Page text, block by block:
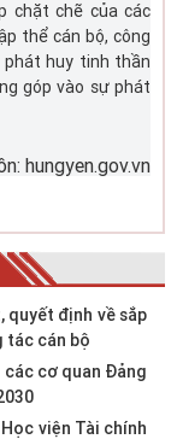
chặt chẽ của các
thể cán bộ, công
phát huy tinh thần
góp vào sự phát
hungyen.gov.vn
quyết định về sắp
tác cán bộ
các cơ quan Đảng
viện Tài chính